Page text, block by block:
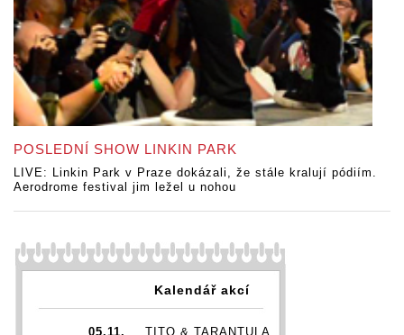
POSLEDNÍ SHOW LINKIN PARK
LIVE: Linkin Park v Praze dokázali, že stále kralují pódiím.
Aerodrome festival jim ležel u nohou
Kalendář akcí
05.11. TITO & TARANTULA